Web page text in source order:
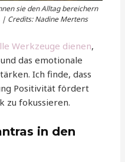
sie den Alltag bereichern
| Credits: Nadine Mertens
Werkzeuge dienen,
das emotionale
Ich finde, dass
Positivität fördert
zu fokussieren.
in den